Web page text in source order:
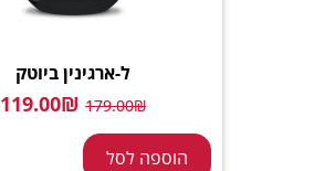
ל-ארגינין ביוטק
179.00₪
119.00₪
הוספה לסל